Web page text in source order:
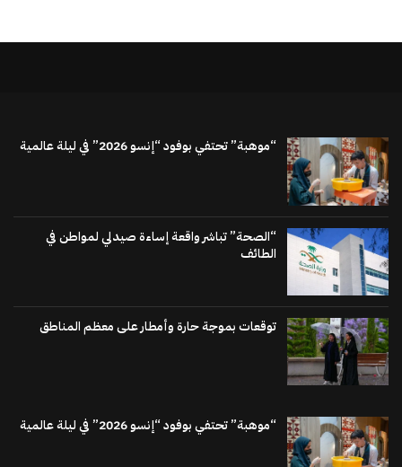
“موهبة” تحتفي بوفود “إنسو 2026” في ليلة عالمية
“الصحة” تباشر واقعة إساءة صيدلي لمواطن في
الطائف
توقعات بموجة حارة وأمطار على معظم المناطق
“موهبة” تحتفي بوفود “إنسو 2026” في ليلة عالمية